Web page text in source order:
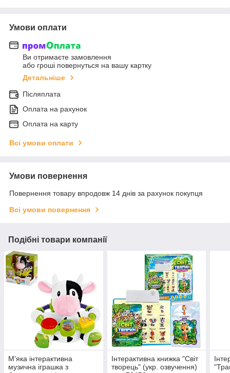
Умови оплати
Ви отримаєте замовлення
або гроші повернуться на вашу картку
Детальніше
Післяплата
Оплата на рахунок
Оплата на карту
Всі умови оплати
Умови повернення
Повернення товару впродовж 14 днів за рахунок покупця
Всі умови повернення
Подібні товари компанії
М'яка інтерактивна
музична іграшка з
Інтерактивна книжка "Світ
творець" (укр. озвучення)